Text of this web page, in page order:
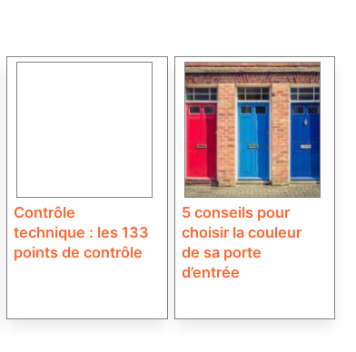
Contrôle
technique : les 133
points de contrôle
5 conseils pour
choisir la couleur
de sa porte
d’entrée